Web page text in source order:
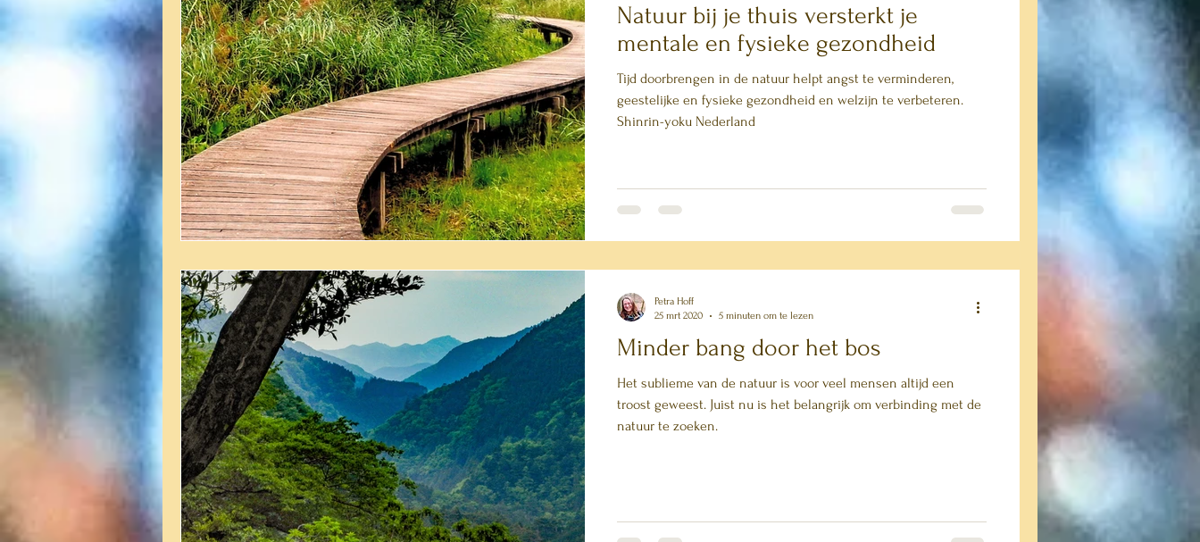
Natuur bij je thuis versterkt je
mentale en fysieke gezondheid
Tijd doorbrengen in de natuur helpt angst te verminderen,
geestelijke en fysieke gezondheid en welzijn te verbeteren.
Shinrin-yoku Nederland
Minder bang door het bos
Het sublieme van de natuur is voor veel mensen altijd een
troost geweest. Juist nu is het belangrijk om verbinding met de
natuur te zoeken.
Petra Hoff
25 mrt 2020
5 minuten om te lezen